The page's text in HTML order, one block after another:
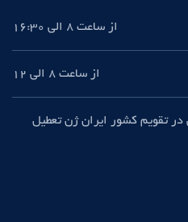
از ساعت 8 الی 16:30
از ساعت 8 الی 12
در تقویم کشور ایران ژن تعطیل